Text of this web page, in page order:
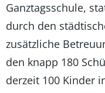
Ganztagsschule,
durch den
zusätzliche
den knapp 180
derzeit 100 Kinder